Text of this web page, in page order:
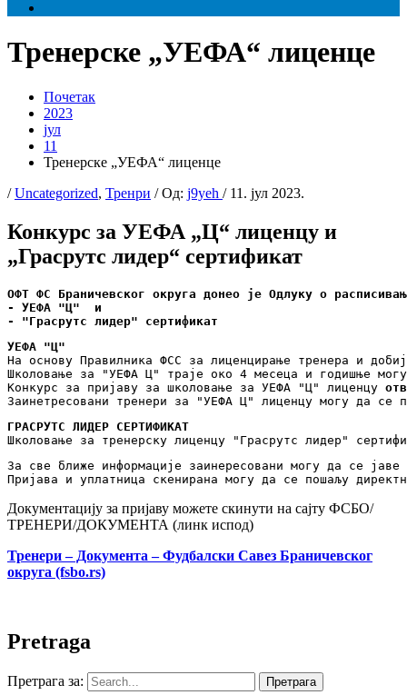
Тренерске „УЕФА“ лиценце
Почетак
2023
јул
11
Тренерске „УЕФА“ лиценце
/Uncategorized, Тренри / Од: j9yeh / 11. јул 2023.
Конкурс за УЕФА „Ц“ лиценцу и
„Грасрутс лидер“ сертификат
ОФТ ФС Браничевског округа донео је Одлуку о
- УЕФА "Ц"  и
- "Грасрутс лидер" сертификат
УЕФА "Ц"
На основу Правилника ФСС за лиценцирање тренера и
Школовање за "УЕФА Ц" траје око 4 месеца и годишње
Конкурс за пријаву за школовање за УЕФА "Ц" лиценцу
ГРАСРУТС ЛИДЕР СЕРТИФИКАТ
Школовање за тренерску лиценцу "Грасрутс лидер"
За све ближе информације заинересовани могу да се
Пријава и уплатница скенирана могу да се пошаљу
Документацију за пријаву можете скинути на сајту ФСБО/
ТРЕНЕРИ/ДОКУМЕНТА (линк испод)
Тренери – Документа – Фудбалски Савез Браничевског
округа (fsbo.rs)
Pretraga
Претрага за: